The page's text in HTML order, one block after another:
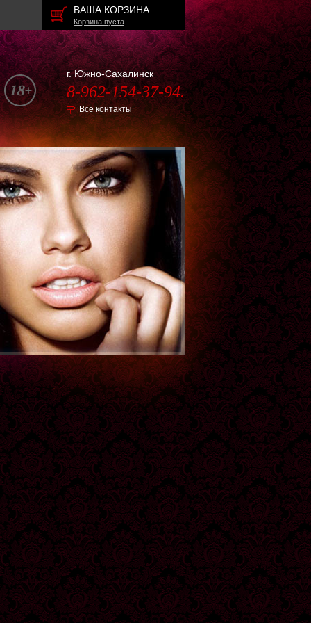
ВАША КОРЗИНА
Корзина пуста
г. Южно-Сахалинск
8-962-154-37-94.
Все контакты